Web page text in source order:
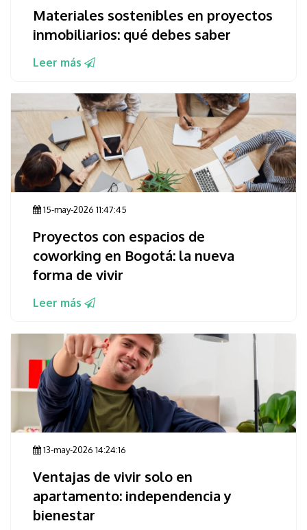
Materiales sostenibles en proyectos
inmobiliarios: qué debes saber
Leer más
15-may-2026 11:47:45
Proyectos con espacios de
coworking en Bogotá: la nueva
forma de vivir
Leer más
13-may-2026 14:24:16
Ventajas de vivir solo en
apartamento: independencia y
bienestar